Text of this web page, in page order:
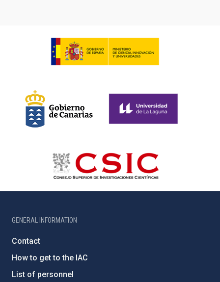
GENERAL INFORMATION
Contact
How to get to the IAC
List of personnel